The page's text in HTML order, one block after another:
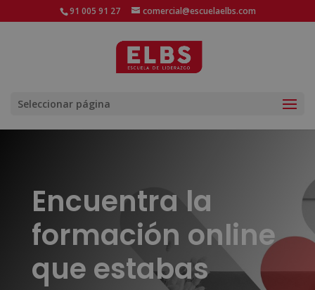
91 005 91 27 comercial@escuelaelbs.com
Seleccionar página
Encuentra la
formación online
que estabas